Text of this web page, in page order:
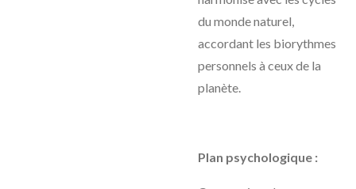
du monde naturel,
accordant les biorythmes
personnels à ceux de la
planète.
Plan psychologique :